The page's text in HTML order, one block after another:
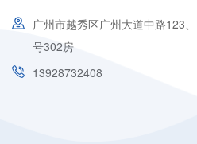
广州市越秀区广州大道中路123
号302房
13928732408